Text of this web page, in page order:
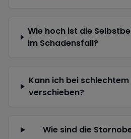
Wie hoch ist die
im Schadensfall?
Kann ich bei
verschieben?
Wie sind die